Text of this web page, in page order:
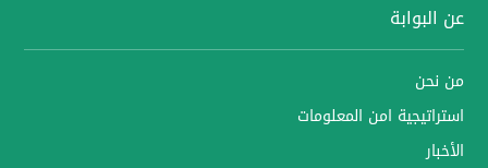
عن البوابة
من نحن
استراتيجية امن المعلومات
الأخبار